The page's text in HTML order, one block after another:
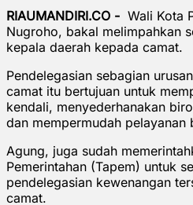
RIAUMANDIRI.CO - Wali Kota
Nugroho, bakal melimpahkan
kepala daerah kepada camat.
Pendelegasian sebagian
camat itu bertujuan untuk
kendali, menyederhanakan
dan mempermudah pelayanan
Agung, juga sudah
Pemerintahan (Tapem) untuk
pendelegasian kewenangan
camat.